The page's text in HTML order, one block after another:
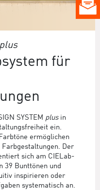
plus
für
SYSTEM plusin
ein.
ermöglichen
Der
sich am CIELab-
39 Bunttönen und
inspirieren oder
systematisch an.